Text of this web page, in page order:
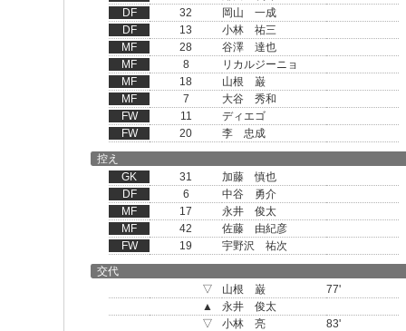
DF
32
岡山 一成
DF
13
小林 祐三
MF
28
谷澤 達也
MF
8
リカルジーニョ
MF
18
山根 巌
MF
7
大谷 秀和
FW
11
ディエゴ
FW
20
李 忠成
控え
GK
31
加藤 慎也
DF
6
中谷 勇介
MF
17
永井 俊太
MF
42
佐藤 由紀彦
FW
19
宇野沢 祐次
交代
▽
山根 巌
77'
▲
永井 俊太
▽
小林 亮
83'